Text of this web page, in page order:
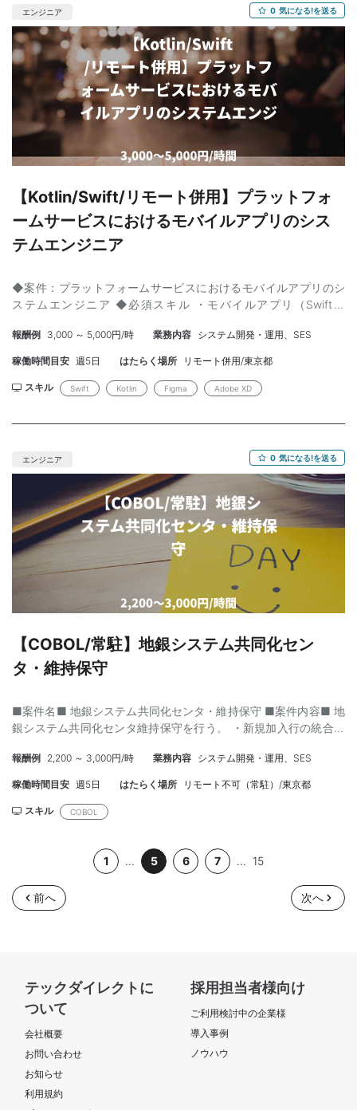
ーク：Gin, React, Next.js ・インフラ：AWS ・その他：GitLab,
GitLab CI,Terraform, Confluence, JIRA, Slack 【業務概要】 ・人
材系SaaSサービス運営企業において、タレントマネジメントシス
テムの新機能開発や機能拡張の実装をご担当いただきます ・公開
APIの開発 ・Goを用いたアプリの設計と開発、システム改善 ・Go
で実装されたコードのレビュー・品質維持 【参画メリット】 ・フ
ルリモートですので、ご自身のリラックス出来る環境で作業を行
って頂きます。 ・モダンな開発環境ですので、ご自身のスキルア
ップにつなげていただきやすい案件でございます。 ・アジャイル
開発の知見を学ぶことができ、上流から下流まで総合的にソフト
エンジニア 0 気になる!を送る
【Kotlin/Swift/リモート併用】プラットフォ
ームサービスにおけるモバイルアプリのシス
テムエンジニア
◆案件：プラットフォームサービスにおけるモバイルアプリのシ
ステムエンジニア ◆必須スキル ・モバイルアプリ（Swiftや
設計、詳細設計の上流工程のご経験 ・ビジネスサイドやPM、他エ
ンジニア等を含めたチーム開発のご経験 ・Slack/Googleドライ
キル ・PMのご経験 ・Figma、Adobe XDなどのご利用経験 ◆ 就
日/12月〜/2026年1月〜（長期予定） ◆ 就業時間 ：10:00〜
面談：1回 ◆ PC貸与の有無 ： 貸与あり（WindowsかMacのどち
らかを選択できます） 【業務概要】 ・カスタマイズ可能なプラッ
トフォームアプリを開発されている企業において、 設計工程を
主に担当するシステムエンジニアとして従事していただきます。
・PMの指示のもと、基本設計書/詳細設計書/シーケンス図/システ
ム構成図などの 作成・更新を主にご担当いただきます。 ・加え
てクライアントとの仕様調整や提案資料作成、カスタマイズに関
する 機能仕様の作成・調整、リリース済みアプリの各種ドキュ
メント整備などもご担当いただきます。 【参画メリット】 ・クラ
イアントの要望や状況に沿った提案・改善に携わることができ、
ータとしてフィードバックを得ることができる環境であり、 や
りがいを持つことができ、責任感の強いお仕事かと存じます。
報酬例 3,000 ～ 5,000円/時 業務内容 システム開発・運用、SES
稼働時間目安 週5日 はたらく場所 リモート併用/東京都
スキル Swift Kotlin Figma Adobe XD
エンジニア 0 気になる!を送る
【COBOL/常駐】地銀システム共同化セン
タ・維持保守
■案件名■ 地銀システム共同化センタ・維持保守 ■案件内容■ 地
銀システム共同化センタ維持保守を行う。 ・新規加入行の統合対
せ対応等 ・銀行の依頼による仕様変更(年3回)対応 ※現行COBOL
プログラム 修正対応) ・銀行の依頼による現行資産調査 ※プログラ
成→データ補正処置 ・銀行統合に伴う移行対応 ※統合元銀行/統合
ため夜間対応(当番制)や休日出勤の場合があります ・本番環境へ
の入室等ペアでの作業対応のため 円滑にコミュニケーションを取
ることが必要です ■開発環境■ OS:日立ホスト(汎用機) DB:DB2
開発言語:COBOL(YPS-COBOL) ■フェーズ■ 基本設計~製造~テ
対応可能な方 <<尚可>> ・銀行業務、銀行融資業務経験(設計開
発・改修等) ■人数■ 1名 ■精算■ 150-190H ■面談■ 1回WEB ■
場所■ 品川 ■期間■ 12月~長期
報酬例 2,200 ～ 3,000円/時 業務内容 システム開発・運用、SES
稼働時間目安 週5日 はたらく場所 リモート不可（常駐）/東京都
スキル COBOL
1 ... 5 6 7 ... 15
前へ 次へ
テックダイレクトに
ついて
会社概要
お問い合わせ
お知らせ
利用規約
採用担当者様向け
ご利用検討中の企業様
導入事例
ノウハウ